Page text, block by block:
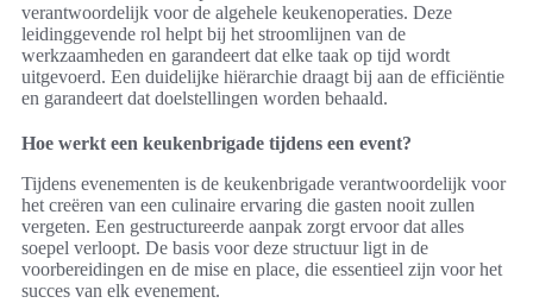
verantwoordelijk voor de algehele keukenoperaties. Deze
leidinggevende rol helpt bij het stroomlijnen van de
werkzaamheden en garandeert dat elke taak op tijd wordt
uitgevoerd. Een duidelijke hiërarchie draagt bij aan de efficiëntie
en garandeert dat doelstellingen worden behaald.
Hoe werkt een keukenbrigade tijdens een event?
Tijdens evenementen is de keukenbrigade verantwoordelijk voor
het creëren van een culinaire ervaring die gasten nooit zullen
vergeten. Een gestructureerde aanpak zorgt ervoor dat alles
soepel verloopt. De basis voor deze structuur ligt in de
voorbereidingen en de mise en place, die essentieel zijn voor het
succes van elk evenement.